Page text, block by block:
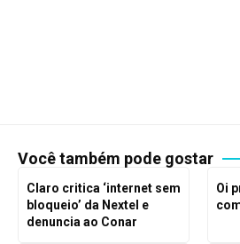
Você também pode gostar
Claro critica ‘internet sem
bloqueio’ da Nextel e
denuncia ao Conar
Oi